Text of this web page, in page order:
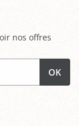
nos offres
OK